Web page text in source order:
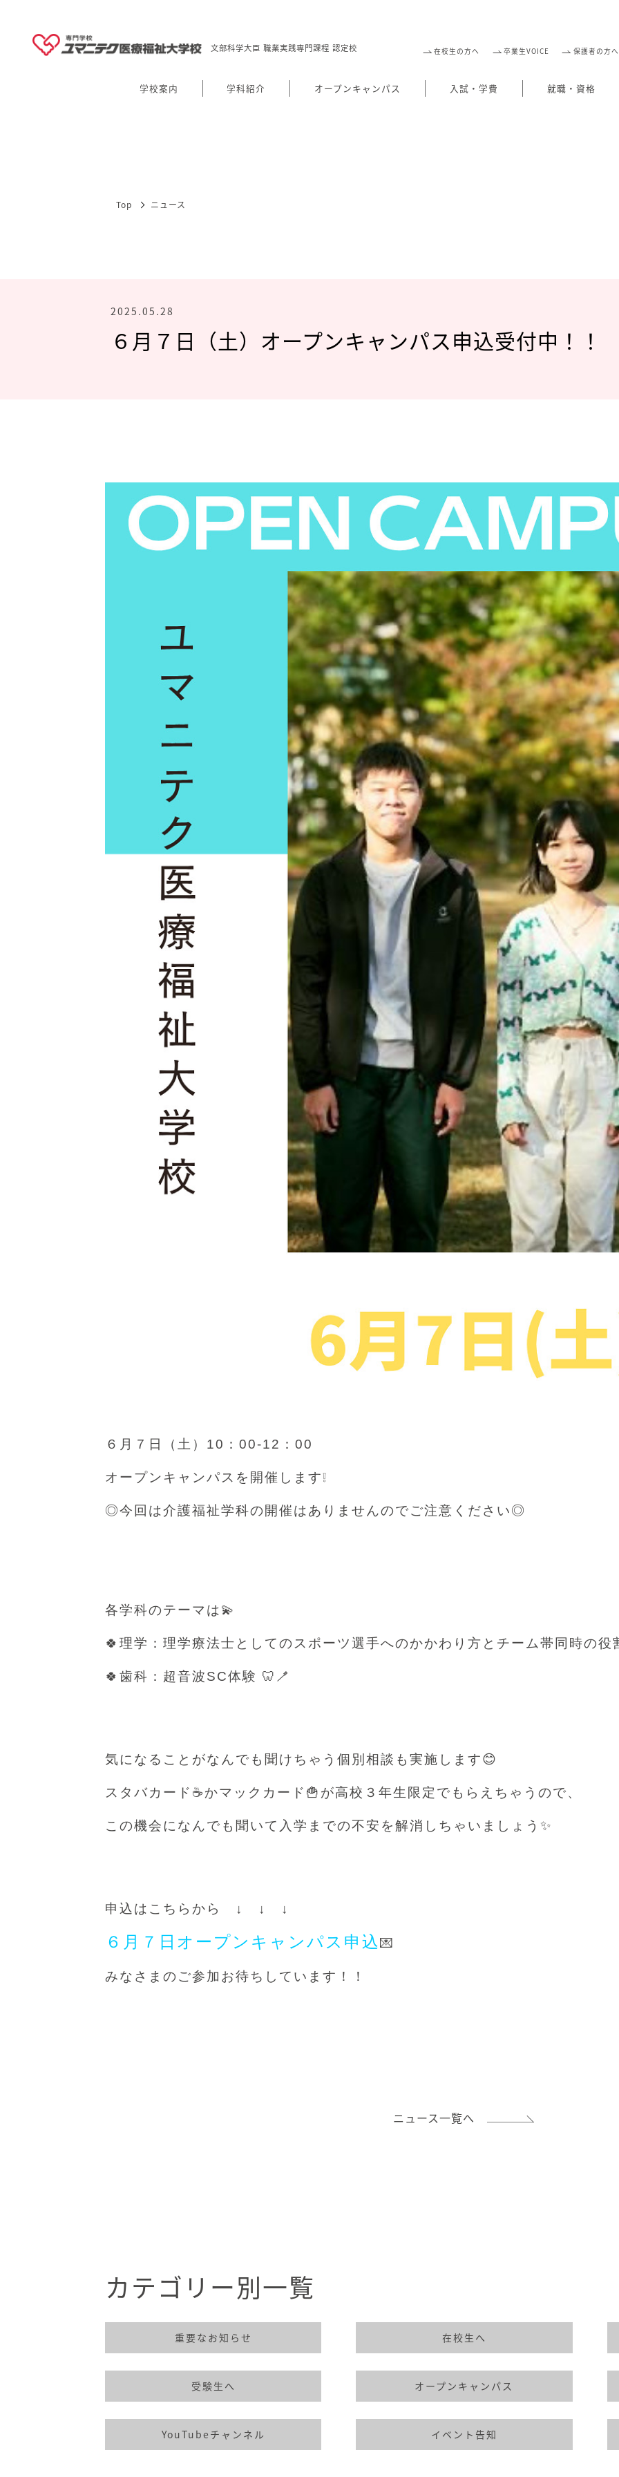
文部科学大臣 職業実践専門課程 認定校 在校生の方へ 卒業生VOICE 保護者の方へ
学校案内 学科紹介 オープンキャンパス 入試・学費 就職・資格
Top ニュース
2025.05.28
６月７日（土）オープンキャンパス申込受付中！！
６月７日（土）10：00-12：00
オープンキャンパスを開催します❕
◎今回は介護福祉学科の開催はありませんのでご注意ください◎
各学科のテーマは💫
🍀理学：理学療法士としてのスポーツ選手へのかかわり方とチーム帯同時の役
🍀歯科：超音波SC体験 🦷🪥
気になることがなんでも聞けちゃう個別相談も実施します😊
スタバカード☕️かマックカード🍟が高校３年生限定でもらえちゃうので、
この機会になんでも聞いて入学までの不安を解消しちゃいましょう✨
申込はこちらから ↓ ↓ ↓
６月７日オープンキャンパス申込💌
みなさまのご参加お待ちしています！！
ニュース一覧へ
カテゴリー別一覧
重要なお知らせ 在校生へ
受験生へ オープンキャンパス
YouTubeチャンネル イベント告知